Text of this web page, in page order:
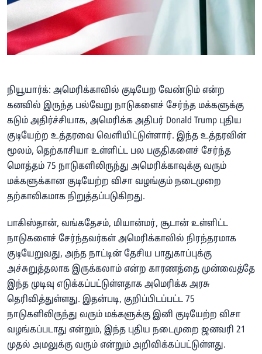
நியூயார்க்: அமெரிக்காவில் குடியேற வேண்டும் என்ற
கனவில் இருந்த பல்வேறு நாடுகளைச் சேர்ந்த மக்களுக்கு
கடும் அதிர்ச்சியாக, அமெரிக்க அதிபர் Donald Trump புதிய
குடியேற்ற உத்தரவை வெளியிட்டுள்ளார். இந்த உத்தரவின்
மூலம், தெற்காசியா உள்ளிட்ட பல பகுதிகளைச் சேர்ந்த
மொத்தம் 75 நாடுகளிலிருந்து அமெரிக்காவுக்கு வரும்
மக்களுக்கான குடியேற்ற விசா வழங்கும் நடைமுறை
தற்காலிகமாக நிறுத்தப்படுகிறது.
பாகிஸ்தான், வங்கதேசம், மியான்மர், சூடான் உள்ளிட்ட
நாடுகளைச் சேர்ந்தவர்கள் அமெரிக்காவில் நிரந்தரமாக
குடியேறுவது, அந்த நாட்டின் தேசிய பாதுகாப்புக்கு
அச்சுறுத்தலாக இருக்கலாம் என்ற காரணத்தை முன்வைத்தே
இந்த முடிவு எடுக்கப்பட்டுள்ளதாக அமெரிக்க அரசு
தெரிவித்துள்ளது. இதன்படி, குறிப்பிடப்பட்ட 75
நாடுகளிலிருந்து வரும் மக்களுக்கு இனி குடியேற்ற விசா
வழங்கப்படாது என்றும், இந்த புதிய நடைமுறை ஜனவரி 21
முதல் அமலுக்கு வரும் என்றும் அறிவிக்கப்பட்டுள்ளது.